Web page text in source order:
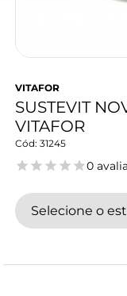
VITAFOR
SUSTEVIT
VITAFOR
31245
0
Selecione o